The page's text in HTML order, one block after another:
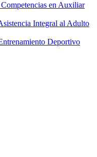
en Auxiliar
Integral al Adulto
Deportivo